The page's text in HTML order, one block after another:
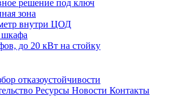
решение под ключ
зона
внутри ЦОД
шкафа
до 20 кВт на стойку
отказоустойчивости
Ресурсы Новости Контакты